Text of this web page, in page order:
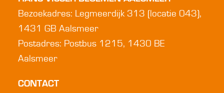
Bezoekadres: Legmeerdijk 313 (locatie 043),
1431 GB Aalsmeer
Postadres: Postbus 1215, 1430 BE
Aalsmeer
CONTACT